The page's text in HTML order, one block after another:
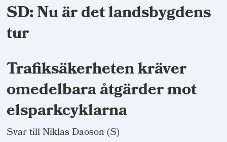
SD: Nu är det landsbygdens
tur
Trafiksäkerheten kräver
omedelbara åtgärder mot
elsparkcyklarna
Svar till Niklas Daoson (S)